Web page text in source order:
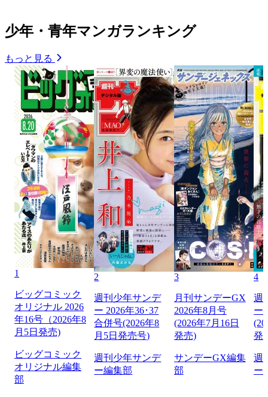
少年・青年マンガランキング
もっと見る
1
ビッグコミック
オリジナル 2026
年16号（2026年8
月5日発売)
ビッグコミック
オリジナル編集
部
2
週刊少年サンデ
ー 2026年36･37
合併号(2026年8
月5日発売号)
週刊少年サンデ
ー編集部
3
月刊サンデーGX
2026年8月号
(2026年7月16日
発売)
サンデーGX編集
部
4
週
ー
発
週
ー